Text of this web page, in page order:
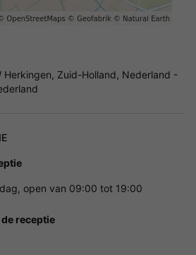
Herkingen, Zuid-Holland, Nederland -
open van 09:00 tot 19:00
receptie